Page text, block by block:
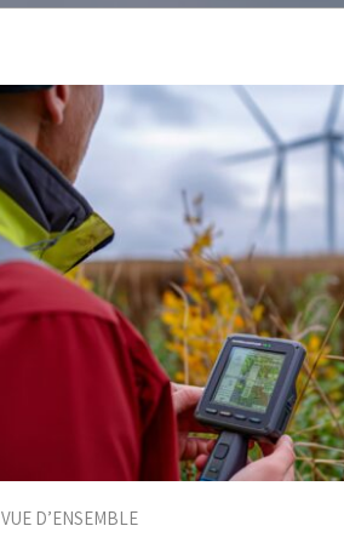
Débit canaux ouverts
Télésurveillance
Qualité de l’eau
Échantillonneurs
VUE D’ENSEMBLE